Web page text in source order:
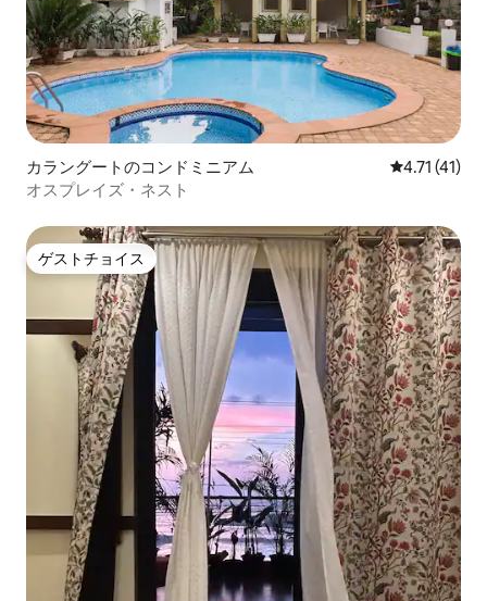
カラングートのコンドミニアム レビュー41
4.71 (41)
オスプレイズ・ネスト
ゲストチョイス
ゲストチョイス